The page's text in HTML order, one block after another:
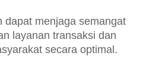
dapat menjaga semangat
layanan transaksi dan
secara optimal.